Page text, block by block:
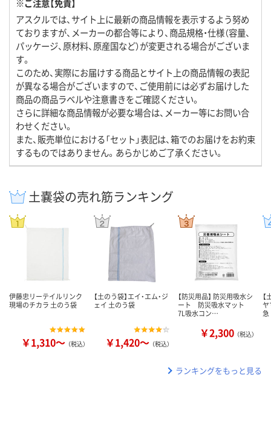
※ご注意【免責】
アスクルでは、サイト上に最新の商品情報を表示するよう努め
ておりますが、メーカーの都合等により、商品規格・仕様（容量、
パッケージ、原材料、原産国など）が変更される場合がございま
す。
このため、実際にお届けする商品とサイト上の商品情報の表記
が異なる場合がございますので、ご使用前には必ずお届けした
商品の商品ラベルや注意書きをご確認ください。
さらに詳細な商品情報が必要な場合は、メーカー等にお問い合
わせください。
また、販売単位における「セット」表記は、箱でのお届けをお約束
するものではありません。あらかじめご了承ください。
土嚢袋の売れ筋ランキング
伊藤忠リーテイルリンク
現場のチカラ 土のう袋
￥1,310～ （税込）
【土のう袋】エイ・エム・ジ
ェイ 土のう袋
￥1,420～ （税込）
【防災用品】 防災用吸水シ
ート 防災吸水マット
7L吸水コン…
￥2,300 （税込）
ランキングをもっと見る